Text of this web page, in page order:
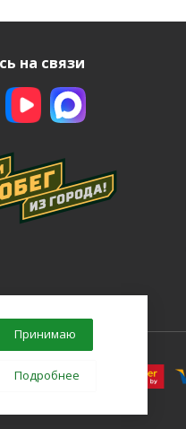
на связи
Принимаю
Подробнее